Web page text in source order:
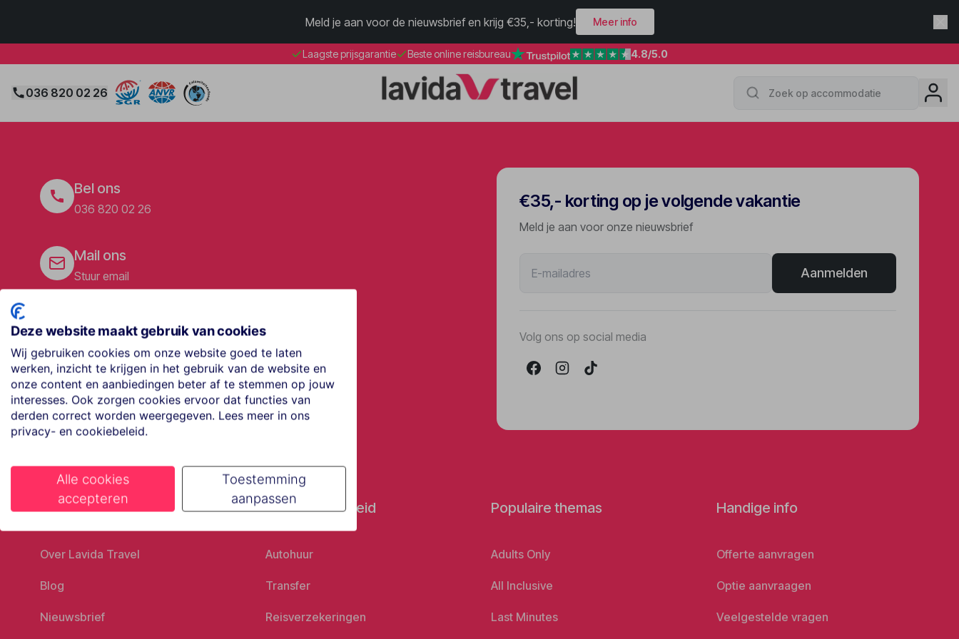
Meld je aan voor de nieuwsbrief en krijg €35,- korting! Meer info
Laagste prijsgarantie Beste online reisbureau 4.8/5.0
036 820 02 26
Bel ons
036 820 02 26
Mail ons
Stuur email
Maak een afspraak
Eenvoudig wanneer het uitkomt
Offerte aanvragen
Vraag offerte aan
€35,- korting op je volgende vakantie
Meld je aan voor onze nieuwsbrief
Aanmelden
Volg ons op social media
Ons bedrijf
Over Lavida Travel
Blog
Nieuwsbrief
Goed voorbereid
Autohuur
Transfer
Reisverzekeringen
Populaire themas
Adults Only
All Inclusive
Last Minutes
Handige info
Offerte aanvragen
Optie aanvraagen
Veelgestelde vragen
Deze website maakt gebruik van cookies
Wij gebruiken cookies om onze website goed te laten
werken, inzicht te krijgen in het gebruik van de website en
onze content en aanbiedingen beter af te stemmen op jouw
interesses. Ook zorgen cookies ervoor dat functies van
derden correct worden weergegeven. Lees meer in ons
privacy- en cookiebeleid.
Alle cookies
accepteren
Toestemming
aanpassen